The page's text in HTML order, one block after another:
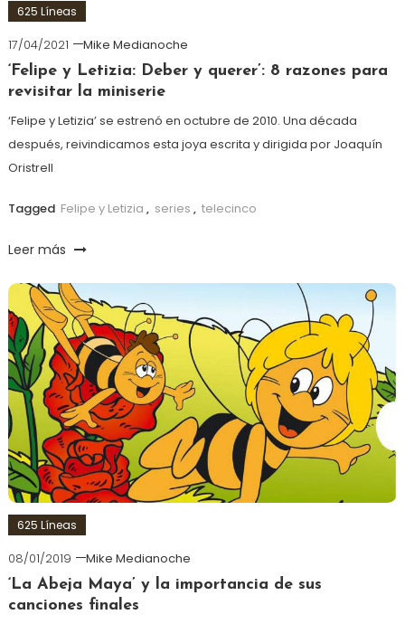
625 Líneas
17/04/2021
Mike Medianoche
‘Felipe y Letizia: Deber y querer’: 8 razones para
revisitar la miniserie
‘Felipe y Letizia’ se estrenó en octubre de 2010. Una década
después, reivindicamos esta joya escrita y dirigida por Joaquín
Oristrell
Tagged Felipe y Letizia , series , telecinco
Leer más
625 Líneas
08/01/2019
Mike Medianoche
‘La Abeja Maya’ y la importancia de sus
canciones finales